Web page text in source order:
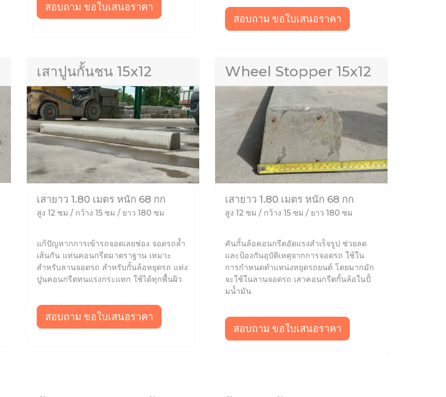
สอบถาม ขอใบเสนอราคา
สอบถาม ขอใบเสนอราคา
เสาปูนกั้นชน 15x12
เสายาว 1.80 เมตร หนัก 68 กก
สูง 12 ซม / กว้าง 15 ซม / ยาว 180 ซม
แก้ปัญหากการเข้ารถจอดเลยช่อง จอดรถล้ำ
เส้นกัน แท่นคอนกรีตมาตราฐาน เหมาะ
สำหรับลานจอดรถ สำหรับกั้นล้อหยุดรถ แท่ง
ปูนคอนกรีตทนแรงกระแทก ใช้ได้ทุกพื้นผิว
สอบถาม ขอใบเสนอราคา
Wheel Stopper 15x12
เสายาว 1.80 เมตร หนัก 68 กก
สูง 12 ซม / กว้าง 15 ซม / ยาว 180 ซม
คันกั้นล้อคอนกรีตอัดแรงสำเร็จรูป ช่วยลด
และป้องกันอุบัติเหตุจากการจอดรถ ใช้ใน
การกำหนดตำแหน่งหยุดรถยนต์ โดยมากมัก
จะใช้ในลานจอดรถ เสาคอนกรีตกั้นล้อในปั้
มน้ำมัน
สอบถาม ขอใบเสนอราคา